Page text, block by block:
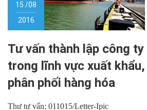
15 /08
2016
Tư vấn thành lập công
trong lĩnh vực xuất khẩu,
phân phối hàng hóa
Thư tư vấn: 011015/Letter-Ipic